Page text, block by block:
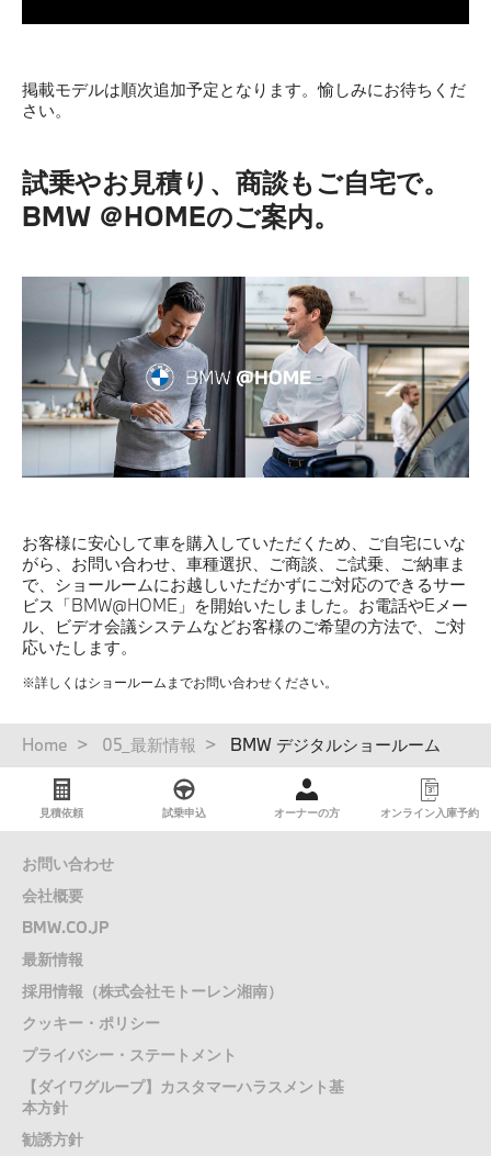
掲載モデルは順次追加予定となります。愉しみにお待ちくだ
さい。
試乗やお見積り、商談もご自宅で。
BMW ＠HOMEのご案内。
お客様に安心して車を購入していただくため、ご自宅にいな
がら、お問い合わせ、車種選択、ご商談、ご試乗、ご納車ま
で、ショールームにお越しいただかずにご対応のできるサー
ビス「BMW@HOME」を開始いたしました。お電話やEメー
ル、ビデオ会議システムなどお客様のご希望の方法で、ご対
応いたします。
※詳しくはショールームまでお問い合わせください。
パ
ン
Home 05_最新情報 BMW デジタルショールーム
見積依頼 試乗申込 オーナーの方 オンライン入庫予約
お問い合わせ
会社概要
BMW.CO.JP
最新情報
採用情報（株式会社モトーレン湘南）
クッキー・ポリシー
プライバシー・ステートメント
【ダイワグループ】カスタマーハラスメント基
本方針
勧誘方針